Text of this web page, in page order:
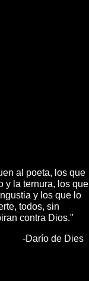
al poeta, los que
y la ternura, los que
y los que lo
todos, sin
contra Dios."
-Darío de Dies